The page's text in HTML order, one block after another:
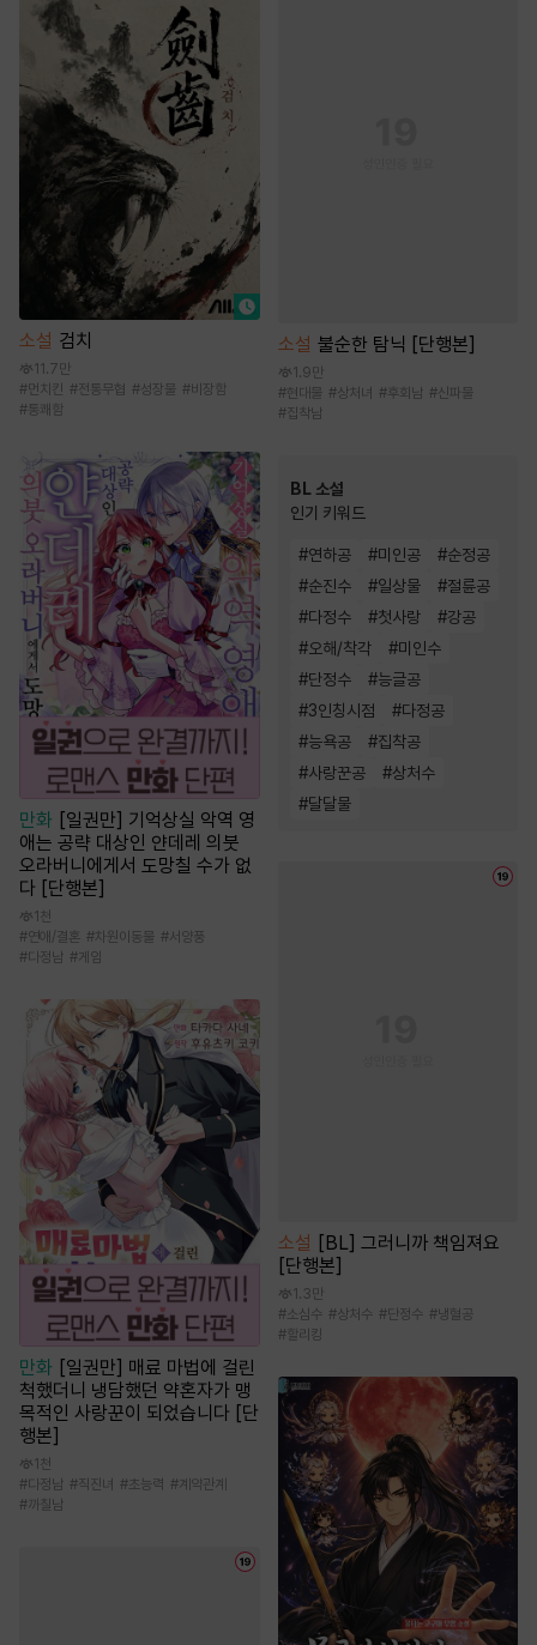
소설 검치
11.7만
#먼치킨 #전통무협 #성장물 #비장함
#통쾌함
만화
[일권만] 기억상실 악역 영
애는 공략 대상인 얀데레 의붓
오라버니에게서 도망칠 수가 없
다 [단행본]
1천
#연애/결혼 #차원이동물 #서양풍
#다정남 # 게임
만화 [일권만] 매료 마법에 걸린
척했더니 냉담했던 약혼자가 맹
목적인 사랑꾼이 되었습니다 [단
행본]
1천
#다정남 #직진녀 #초능력 # 계약관계
#까칠남
소설 불순한 탐닉 [단행본]
1.9만
#현대물 #상처녀 #후회남 #신파물
#집착남
BL 소설
인기 키워드
#연하공 #미인공 #순정공
#순진수 #일상물 #절륜공
#다정수 #첫사랑 #강공
#오해/착각 #미인수
#단정수 #능글공
#3인칭시점 #다정공
#능욕공 #집착공
#사랑꾼공 #상처수
#달달물
소설 [BL] 그러니까 책임져요
[단행본]
1.3만
#소심수 #상처수 #단정수 #냉혈공
#할리킹